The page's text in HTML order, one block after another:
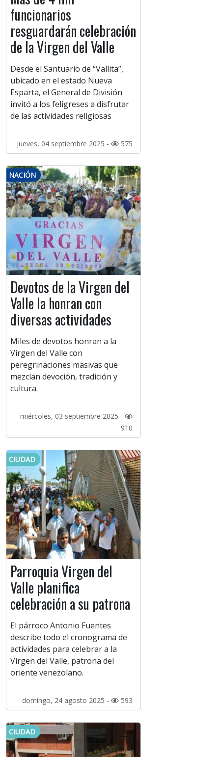
funcionarios
resguardarán celebración
de la Virgen del Valle
Desde el Santuario de “Vallita”,
ubicado en el estado Nueva
Esparta, el General de División
invitó a los feligreses a disfrutar
de las actividades religiosas
jueves, 04 septiembre 2025 - 575
NACIÓN
Devotos de la Virgen del
Valle la honran con
diversas actividades
Miles de devotos honran a la
Virgen del Valle con
peregrinaciones masivas que
mezclan devoción, tradición y
cultura.
miércoles, 03 septiembre 2025 -
910
CIUDAD
Parroquia Virgen del
Valle planifica
celebración a su patrona
El párroco Antonio Fuentes
describe todo el cronograma de
actividades para celebrar a la
Virgen del Valle, patrona del
oriente venezolano.
domingo, 24 agosto 2025 - 593
CIUDAD